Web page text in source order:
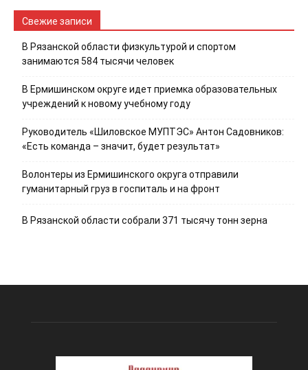
Свежие записи
В Рязанской области физкультурой и спортом
занимаются 584 тысячи человек
В Ермишинском округе идет приемка образовательных
учреждений к новому учебному году
Руководитель «Шиловское МУПТЭС» Антон Садовников:
«Есть команда – значит, будет результат»
Волонтеры из Ермишинского округа отправили
гуманитарный груз в госпиталь и на фронт
В Рязанской области собрали 371 тысячу тонн зерна